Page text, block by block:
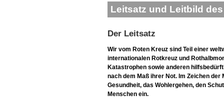
Leitsatz und Leitbild
Der Leitsatz
Wir vom Roten Kreuz sind Teil einer
internationalen Rotkreuz und
Katastrophen sowie anderen
nach dem Maß ihrer Not. Im Zeichen
Gesundheit, das Wohlergehen, den
Menschen ein.